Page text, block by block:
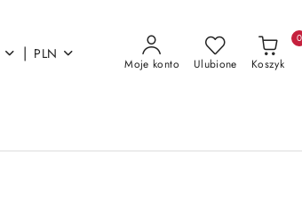
| PLN
Moje konto Ulubione Koszyk
0